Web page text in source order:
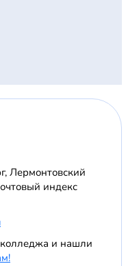
Лермонтовский
индекс
и нашли